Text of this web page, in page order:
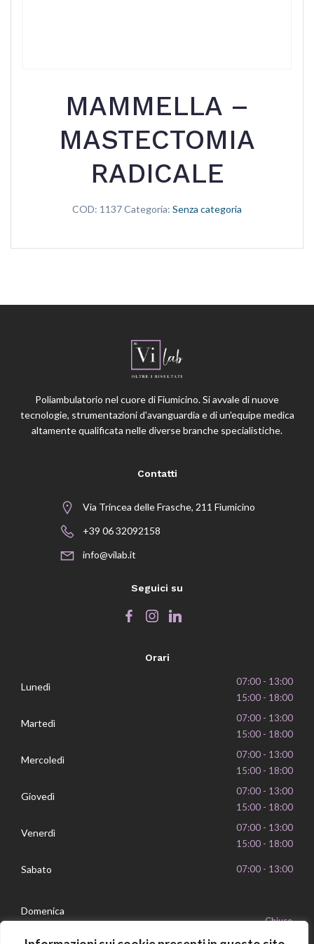
MAMMELLA –
MASTECTOMIA
RADICALE
COD: 1137Categoria: Senza categoria
Poliambulatorio nel cuore di Fiumicino. Si avvale di nuove
tecnologie, strumentazioni d'avanguardia e di un'equipe medica
altamente qualificata nelle diverse branche specialistiche.
Contatti
Via Trincea delle Frasche, 211 Fiumicino
+39 06 32092158
info@vilab.it
Seguici su
Orari
Lunedì
07:00 - 13:00
15:00 - 18:00
Martedì
07:00 - 13:00
15:00 - 18:00
Mercoledì
07:00 - 13:00
15:00 - 18:00
Giovedì
07:00 - 13:00
15:00 - 18:00
Venerdì
07:00 - 13:00
15:00 - 18:00
Sabato 07:00 - 13:00
Domenica
Chiuso